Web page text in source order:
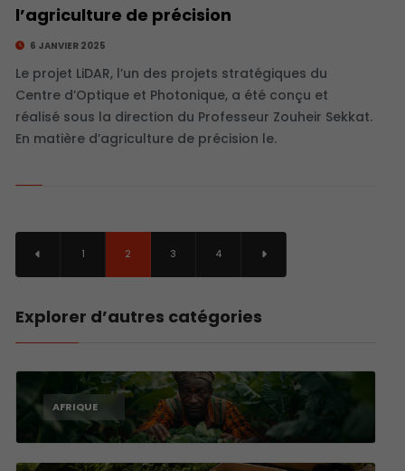
l’agriculture de précision
6 JANVIER 2025
Le projet LiDAR, l’un des projets stratégiques du
Centre d’Optique et Photonique, a été conçu et
réalisé sous la direction du Professeur Zouheir Sekkat.
En matière d’agriculture de précision le.
1 2 3 4
Explorer d’autres catégories
AFRIQUE